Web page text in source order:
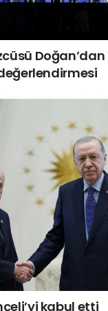
kabul etti